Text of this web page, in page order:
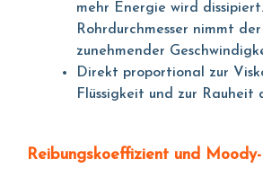
mehr Energie wird
Rohrdurchmesser nimmt
zunehmender
Direkt proportional zur
Flüssigkeit und zur Rauheit
Reibungskoeffizient und